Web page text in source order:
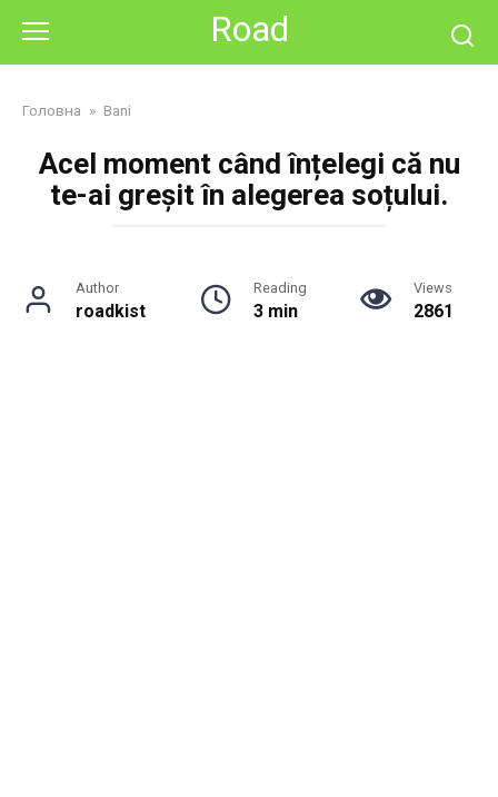
content
Road
Головна » Bani
Acel moment când înțelegi că nu
te-ai greșit în alegerea soțului.
Author
roadkist
Reading
3 min
Views
2861